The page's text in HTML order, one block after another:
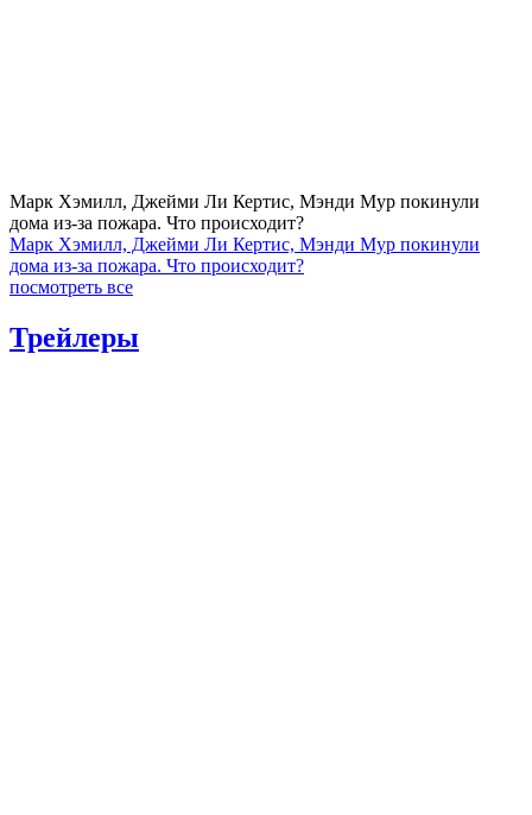
Марк Хэмилл, Джейми Ли Кертис, Мэнди Мур покинули
дома из-за пожара. Что происходит?
Марк Хэмилл, Джейми Ли Кертис, Мэнди Мур покинули
дома из-за пожара. Что происходит?
посмотреть все
Трейлеры